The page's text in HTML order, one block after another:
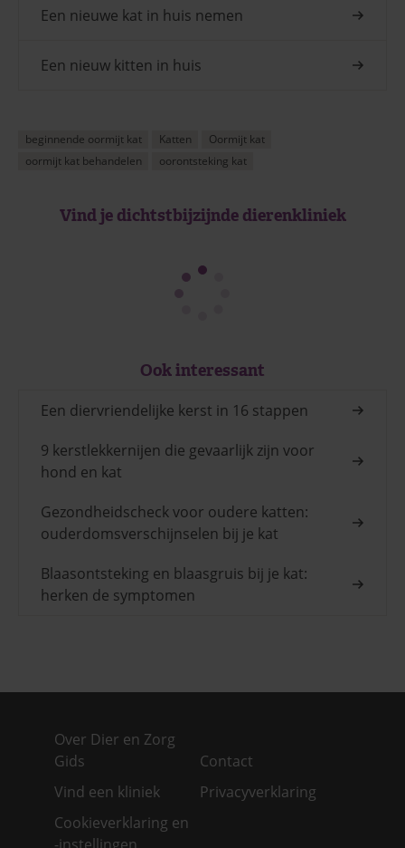
Een nieuwe kat in huis nemen
Een nieuw kitten in huis
beginnende oormijt kat Katten
Oormijt kat
oormijt kat behandelen
oorontsteking kat
Vind je dichtstbijzijnde dierenkliniek
Ook interessant
Een diervriendelijke kerst in 16 stappen
9 kerstlekkernijen die gevaarlijk zijn voor
hond en kat
Gezondheidscheck voor oudere katten:
ouderdomsverschijnselen bij je kat
Blaasontsteking en blaasgruis bij je kat:
herken de symptomen
Over Dier en Zorg
Gids
Contact
Vind een kliniek
Privacyverklaring
Cookieverklaring en